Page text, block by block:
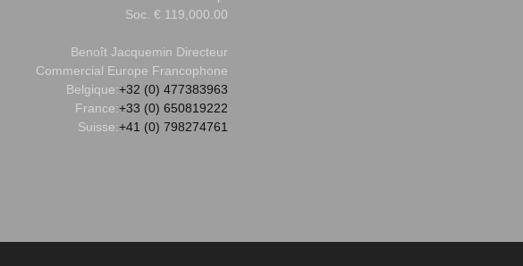
Soc. € 119,000.00
Benoît Jacquemin Directeur
Commercial Europe Francophone
Belgique:+32 (0) 477383963
France:+33 (0) 650819222
Suisse:+41 (0) 798274761